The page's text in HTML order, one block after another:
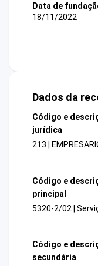
Data de
18/11/2022
Dados da
Código e
jurídica
213 |
Código e
principal
5320-2/02 |
Código e
secundária